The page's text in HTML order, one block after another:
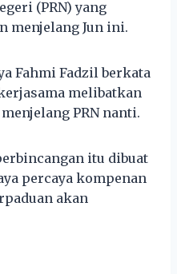
(PRN) yang
menjelang Jun ini.
Fahmi Fadzil berkata
melibatkan
PRN nanti.
itu dibuat
percaya kompenan
akan